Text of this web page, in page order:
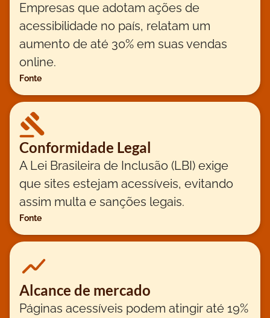
Empresas que adotam ações de
acessibilidade no país, relatam um
aumento de até 30% em suas vendas
online.
Fonte
Conformidade Legal
A Lei Brasileira de Inclusão (LBI) exige
que sites estejam acessíveis, evitando
assim multa e sanções legais.
Fonte
Alcance de mercado
Páginas acessíveis podem atingir até 19%